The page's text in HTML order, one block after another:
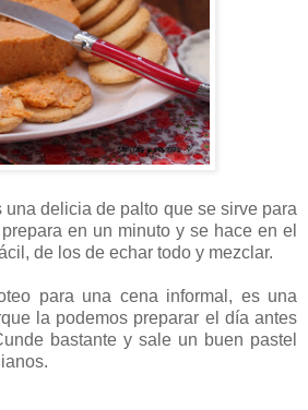
una delicia de palto que se sirve para
en un minuto y se hace en el
de los de echar todo y mezclar.
para una cena informal, es una
la podemos preparar el día antes
bastante y sale un buen pastel